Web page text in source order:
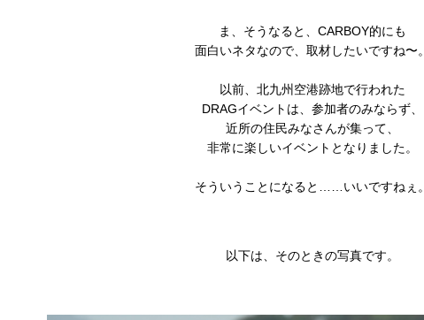
ま、そうなると、CARBOY的にも
面白いネタなので、取材したいですね〜。
以前、北九州空港跡地で行われた
DRAGイベントは、参加者のみならず、
近所の住民みなさんが集って、
非常に楽しいイベントとなりました。
そういうことになると……いいですねぇ。
以下は、そのときの写真です。